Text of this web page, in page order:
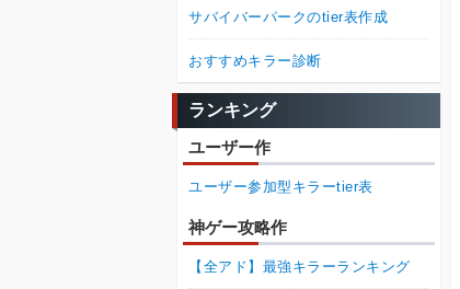
サバイバーパークのtier表作成
おすすめキラー診断
ランキング
ユーザー作
ユーザー参加型キラーtier表
神ゲー攻略作
【全アド】最強キラーランキング